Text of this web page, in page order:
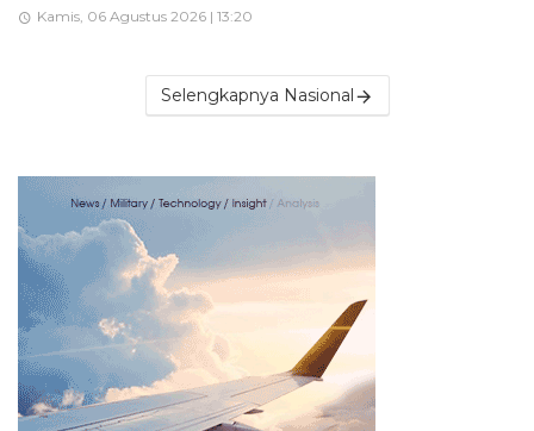
Kamis, 06 Agustus 2026 | 13:20
Selengkapnya Nasional